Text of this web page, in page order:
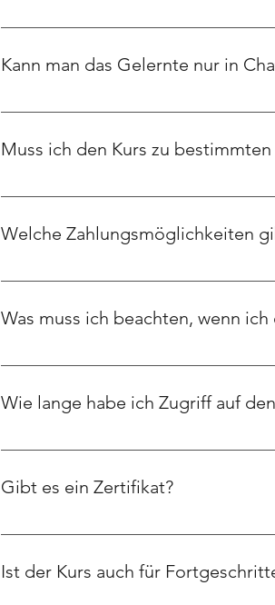
Der Kurs umfasst ca. 5,5 Stunden reine
Kann man das Gelernte nur in
Nein. Ich nutze zwar ChatGPT, um die
Muss ich den Kurs zu
Nein. Der Kurs ist im Self-Paced-Format
Welche Zahlungsmöglichkeiten
Aktuell ist nur Kreditkartenzahlung
Was muss ich beachten, wenn
Bitte informiere Dich vor dem Kauf,
Wie lange habe ich Zugriff auf
Aktuell erhältst Du lebenslangen Zugriff
Gibt es ein Zertifikat?
Ja, nach Abschluss der letzten Lektion
Ist der Kurs auch für